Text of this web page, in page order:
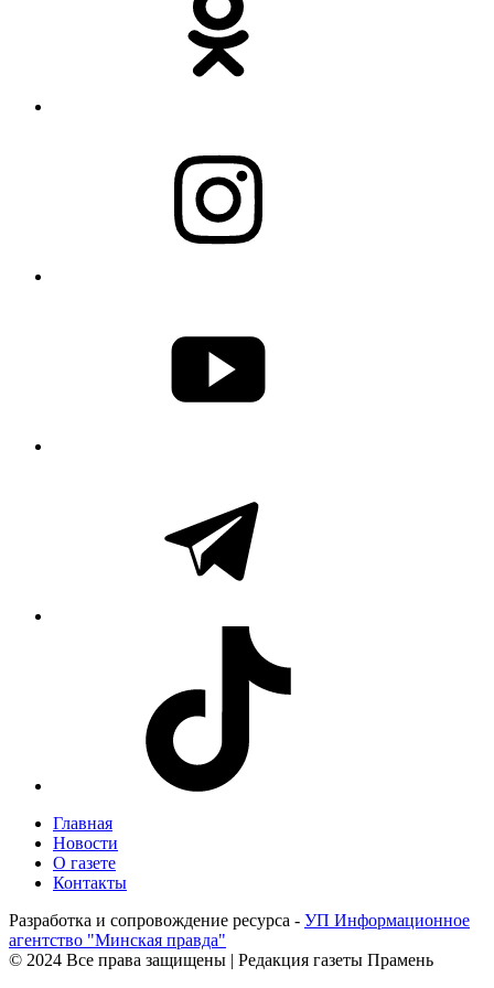
Главная
Новости
О газете
Контакты
Разработка и сопровождение ресурса - УП Информационное
агентство "Минская правда"
© 2024 Все права защищены | Редакция газеты Прамень